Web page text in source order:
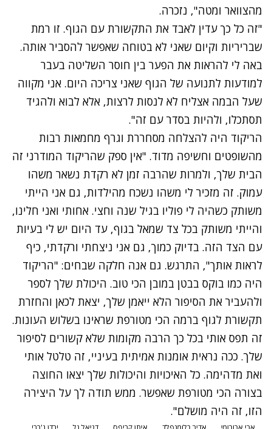
מהצוואר ומטה", נזכרה.
"זה כל כך עדין לאבד את התקשורת עם הגוף. זו רמת
שבריריות וקיום שאני לא בטוחה שאפשר להסביר אותה.
באה לי להראות את הפער בין חוסר השליטה בעבר
למודעות לתנועה של הגוף שאני צריכה היום. אני מקווה
שעל הבמה אצליח לא לנסות לרצות, אלא לבוא ולהגיד
תסתכלו, ולהיות בסדר עם זה".
הריקוד היה להצלחה מסחררת וגרף מחמאות רבות
מהשופטים וחשיפה מדוד. "אין ספק שהריקוד המודרני זה
הבית שלך, ולמרות שהרבה זמן לא רקדת נשאר משהו
עמוק. זה מזכיר לי משהו נשכח מהילדות, גם אני הייתי
משותק כשהיה לי פוליו בגיל שנה וחצי. אחותי ואני חלינו,
והייתי משותק בכל צד שמאל בגוף, עד היום יש לי בעיות
עם הצד הזה. בדיוק כמוך, גם אני ניצחתי ורקדתי, כיף
לראות אותך", התרגש. גם אנה חלקה שבחים: "הריקוד
היה כמו בוקס בבטן במובן הכי טוב. היכולת שלך לספר
ולהעביר את הסיפור הלא ייאמן שלך, יצאת לכאן והחזרת
תקשורת לגוף ברמה הכי מטורפת שראינו בשלוש העונות.
זה תפס אותי בכל כך הרבה מקומות שלא קשורים לסיפור
שלך. ככה נראית אומנות אמיתית בעיניי, זה טלטל אותי
ואת מדהימה. כל האיכויות והיכולות שלך יצאו החוצה
בצורה הכי מטורפת שאפשר. ממש תודה לך על היצירה
הזו, זה היה מושלם".
נתקלנו בבעיה